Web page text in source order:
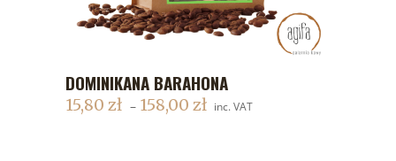
DODAJ DO KOSZYKA
DOMINIKANA BARAHONA
15,80 zł – 158,00 zł inc. VAT